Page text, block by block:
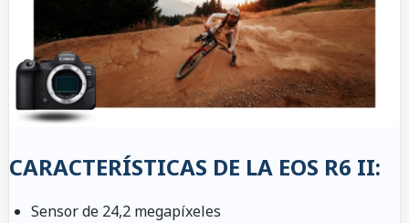
CARACTERÍSTICAS DE LA EOS R6 II:
Sensor de 24,2 megapíxeles